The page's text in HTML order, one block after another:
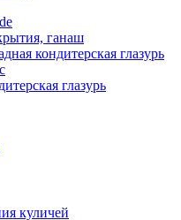
ганаш
кондитерская глазурь
глазурь
куличей